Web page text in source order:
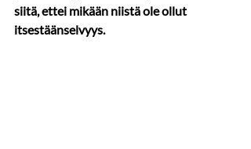
siitä, ettei mikään niistä ole ollut
itsestäänselvyys.